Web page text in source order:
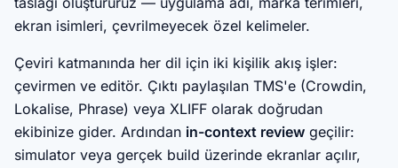
ekran isimleri, çevrilmeyecek özel kelimeler.
Çeviri katmanında her dil için iki kişilik akış işler:
çevirmen ve editör. Çıktı paylaşılan TMS'e (Crowdin,
Lokalise, Phrase) veya XLIFF olarak doğrudan
ekibinize gider. Ardından in-context review geçilir:
simulator veya gerçek build üzerinde ekranlar açılır,